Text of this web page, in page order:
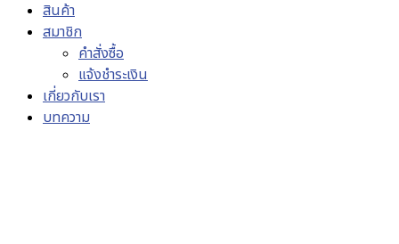
สินค้า
สมาชิก
คำสั่งซื้อ
แจ้งชำระเงิน
เกี่ยวกับเรา
บทความ